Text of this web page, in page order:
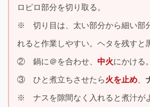
ロピロ部分を切り取る。
※ 切り目は、太い部分から細い部
れると作業しやすい。ヘタを残すと
② 鍋に＠を合わせ、 中火にかける。
③ ひと煮立ちさせたら火を止め
※ ナスを隙間なく入れると煮汁が